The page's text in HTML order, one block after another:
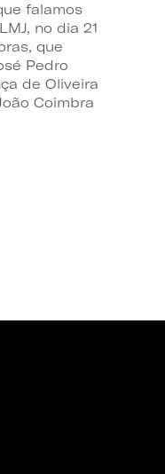
falamos
no dia 21
que
Pedro
de Oliveira
Coimbra